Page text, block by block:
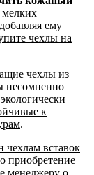
мелких
ему
чехлы на
чехлы из
несомненно
к
.
чехлам вставок
приобретение
менеджеру о